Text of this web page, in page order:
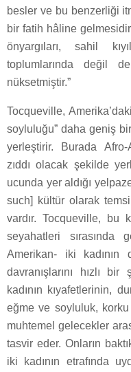
besler ve bu benzerliği
bir fatih hâline
önyargıları, sahil
toplumlarında değil
nüksetmiştir.”
Tocqueville,
soyluluğu” daha geniş
yerleştirir. Burada Afro-
zıddı olacak şekilde
ucunda yer aldığı
such] kültür olarak
vardır. Tocqueville, bu
seyahatleri
Amerikan- iki kadının
davranışlarını hızlı
kadının kıyafetlerinin,
eğme ve soyluluk,
muhtemel gelecekler
tasvir eder. Onların
iki kadının etrafında